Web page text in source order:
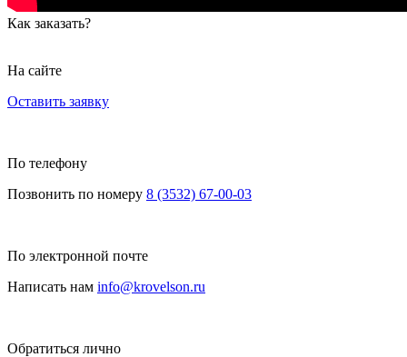
Как заказать?
На сайте
Оставить заявку
По телефону
Позвонить по номеру 8 (3532) 67-00-03
По электронной почте
Написать нам info@krovelson.ru
Обратиться лично